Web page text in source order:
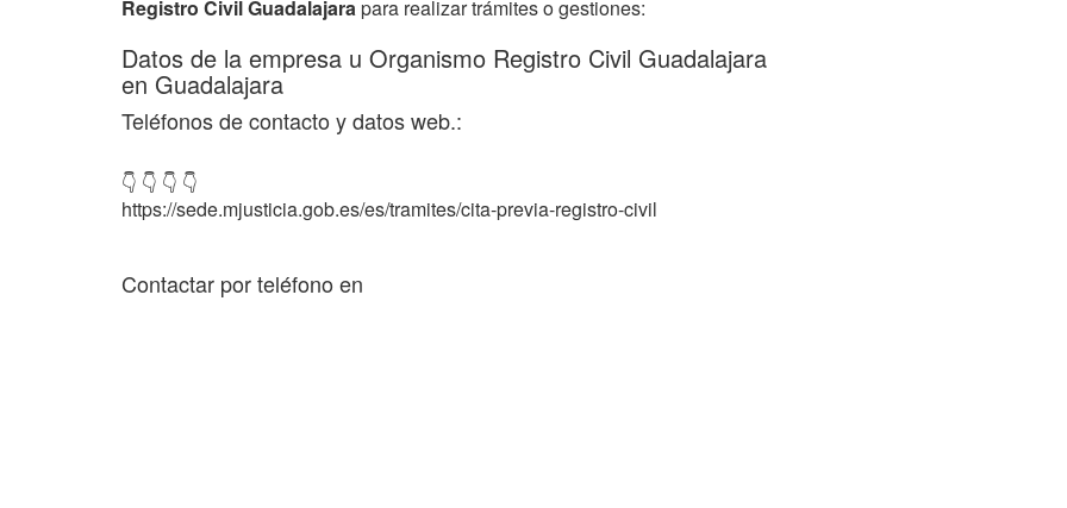
Registro Civil Guadalajarapara realizar trámites o gestiones:
Datos de la empresa u Organismo Registro Civil Guadalajara
en Guadalajara
Teléfonos de contacto y datos web.:
👇 👇 👇 👇
https://sede.mjusticia.gob.es/es/tramites/cita-previa-registro-civil
Contactar por teléfono en